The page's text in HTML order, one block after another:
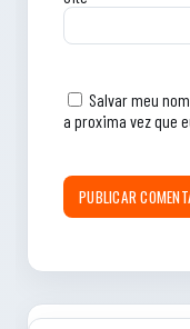
Salvar meu
a proxima vez que